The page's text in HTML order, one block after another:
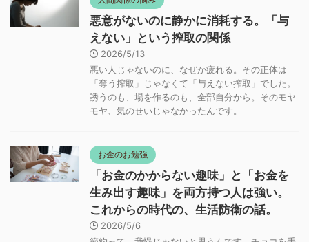
えない」という搾取の関係
2026/5/13
悪い人じゃないのに、なぜか疲れる。その正体は
「奪う搾取」じゃなくて「与えない搾取」でした。
モヤ、気のせいじゃなかったんです。
生み出す趣味」を両方持つ人は強い。
これからの時代の、生活防衛の話。
2026/5/6
節約って、我慢じゃないと思うんです。チョコを手
作りしてウハウハしてる私が言うので、信憑性はあ